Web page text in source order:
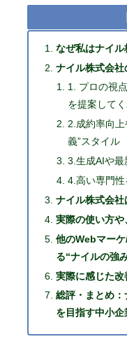
なぜ私はナイル
ナイル株式会
1. プロの視
を提案して
2.成約率向上
義”スタイル
3.生成AIや
4.高い専門
ナイル株式会社
実際の使い方
他のWebマー
る“ナイルの強
実際に感じた
総評・まとめ
を目指す中小